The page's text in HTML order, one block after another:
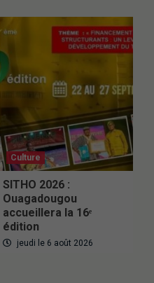
Culture
SITHO 2026 :
Ouagadougou
accueillera la 16ᵉ
édition
jeudi le 6 août 2026